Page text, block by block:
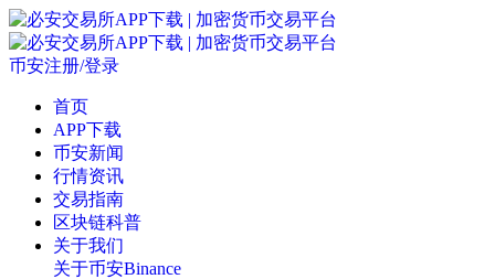
币安注册/登录
首页
APP下载
币安新闻
行情资讯
交易指南
区块链科普
关于我们
关于币安Binance